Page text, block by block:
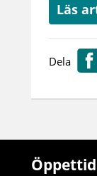
Läs
Dela